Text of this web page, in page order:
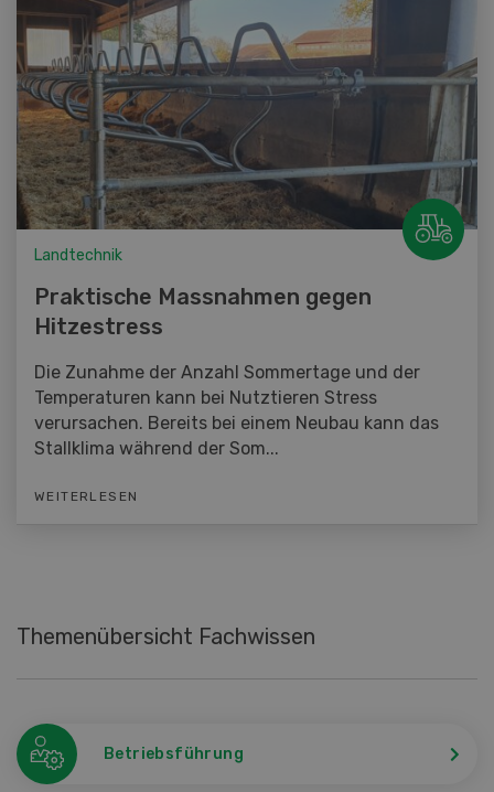
Landtechnik
Praktische Massnahmen gegen
Hitzestress
Die Zunahme der Anzahl Sommertage und der
Temperaturen kann bei Nutztieren Stress
verursachen. Bereits bei einem Neubau kann das
Stallklima während der Som...
WEITERLESEN
Themenübersicht Fachwissen
Betriebsführung